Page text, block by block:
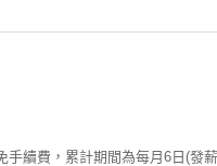
續費，累計期間為每月6日(發